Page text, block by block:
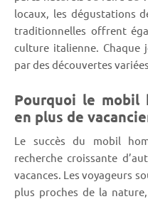
locaux, les dégustations
traditionnelles offrent
culture italienne. Chaque
par des découvertes
Pourquoi le mobil
en plus de
Le succès du mobil
recherche croissante
vacances. Les voyageurs
plus proches de la